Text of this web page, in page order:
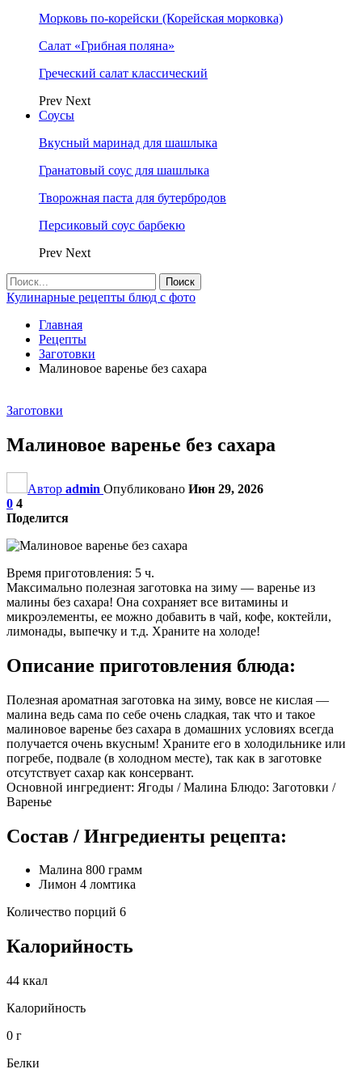
Морковь по-корейски (Корейская морковка)
Салат «Грибная поляна»
Греческий салат классический
Prev Next
Соусы
Вкусный маринад для шашлыка
Гранатовый соус для шашлыка
Творожная паста для бутербродов
Персиковый соус барбекю
Prev Next
Кулинарные рецепты блюд с фото
Главная
Рецепты
Заготовки
Малиновое варенье без сахара
Заготовки
Малиновое варенье без сахара
Автор admin Опубликовано Июн 29, 2026
0 4
Поделится
Время приготовления: 5 ч.
Максимально полезная заготовка на зиму — варенье из
малины без сахара! Она сохраняет все витамины и
микроэлементы, ее можно добавить в чай, кофе, коктейли,
лимонады, выпечку и т.д. Храните на холоде!
Описание приготовления блюда:
Полезная ароматная заготовка на зиму, вовсе не кислая —
малина ведь сама по себе очень сладкая, так что и такое
малиновое варенье без сахара в домашних условиях всегда
получается очень вкусным! Храните его в холодильнике или
погребе, подвале (в холодном месте), так как в заготовке
отсутствует сахар как консервант.
Основной ингредиент: Ягоды / Малина Блюдо: Заготовки /
Варенье
Состав / Ингредиенты рецепта:
Малина 800 грамм
Лимон 4 ломтика
Количество порций 6
Калорийность
44 ккал
Калорийность
0 г
Белки